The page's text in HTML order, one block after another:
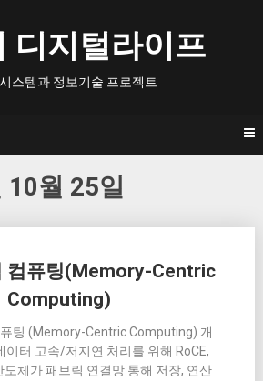
디지털라이프
스템과 정보기술 프로젝트
10월 25일
컴퓨팅(Memory-Centric
Computing)
팅 (Memory-Centric Computing) 개
이터 고속/저지연 처리를 위해 RoCE,
도체가 패브릭 연결망 통해 저장, 연산